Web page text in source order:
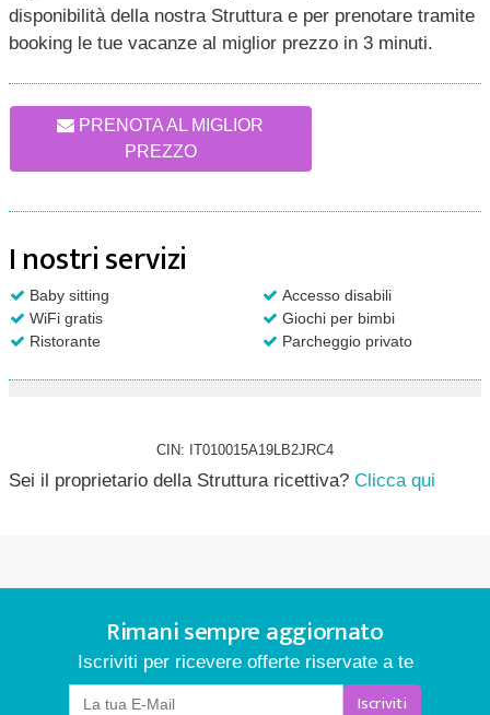
disponibilità della nostra Struttura e per prenotare tramite
booking le tue vacanze al miglior prezzo in 3 minuti.
PRENOTA AL MIGLIOR
PREZZO
I nostri servizi
Baby sitting
Accesso disabili
WiFi gratis
Giochi per bimbi
Ristorante
Parcheggio privato
CIN: IT010015A19LB2JRC4
Sei il proprietario della Struttura ricettiva? Clicca qui
Rimani sempre aggiornato
Iscriviti per ricevere offerte riservate a te
Iscriviti